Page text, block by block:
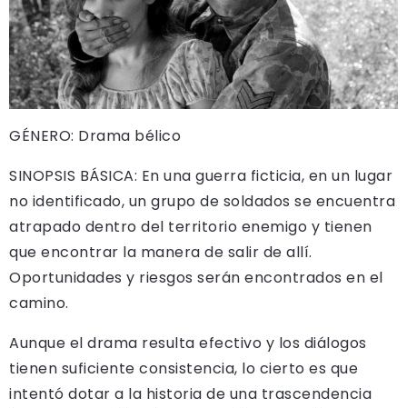
GÉNERO: Drama bélico
SINOPSIS BÁSICA: En una guerra ficticia, en un lugar
no identificado, un grupo de soldados se encuentra
atrapado dentro del territorio enemigo y tienen
que encontrar la manera de salir de allí.
Oportunidades y riesgos serán encontrados en el
camino.
Aunque el drama resulta efectivo y los diálogos
tienen suficiente consistencia, lo cierto es que
intentó dotar a la historia de una trascendencia